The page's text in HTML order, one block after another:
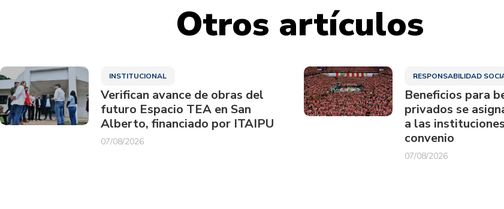
Otros artículos
INSTITUCIONAL
Verifican avance de obras del
futuro Espacio TEA en San
Alberto, financiado por ITAIPU
07/08/2026
RESPONSABILIDAD
Beneficios para
privados se
a las
convenio
07/08/2026